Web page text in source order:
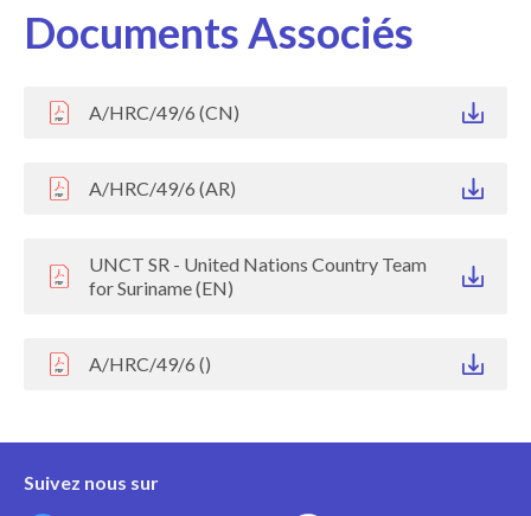
Documents Associés
A/HRC/49/6 (CN)
A/HRC/49/6 (AR)
UNCT SR - United Nations Country Team
for Suriname (EN)
A/HRC/49/6 ()
Suivez nous sur